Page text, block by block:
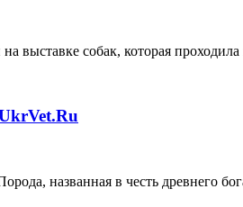
выставке собак, которая
названная в честь